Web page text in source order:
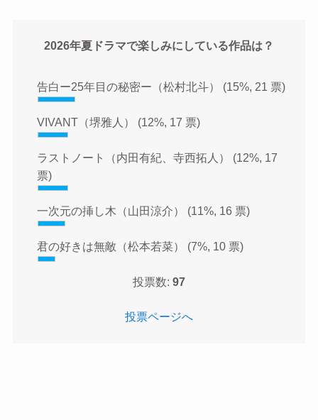
2026年夏ドラマで楽しみにしている作品は？
告白ー25年目の秘密ー（松村北斗） (15%, 21 票)
VIVANT（堺雅人） (12%, 17 票)
ラストノート（内田有紀、寺西拓人） (12%, 17
票)
一次元の挿し木（山田涼介） (11%, 16 票)
君の好きは無敵（松本若菜） (7%, 10 票)
投票数: 97
投票ページへ